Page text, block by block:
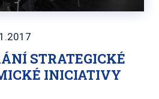
STRATEGICKÉ
INICIATIVY